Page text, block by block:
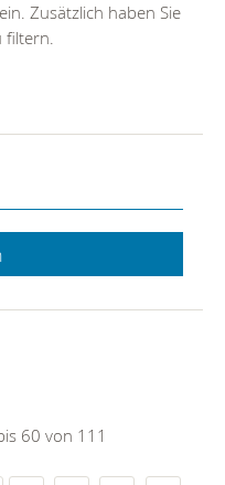
Zusätzlich haben Sie
filtern.
60 von 111